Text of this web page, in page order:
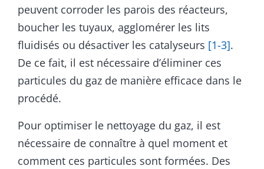
peuvent corroder les parois des réacteurs,
boucher les tuyaux, agglomérer les lits
fluidisés ou désactiver les catalyseurs [1-3].
De ce fait, il est nécessaire d’éliminer ces
particules du gaz de manière efficace dans le
procédé.
Pour optimiser le nettoyage du gaz, il est
nécessaire de connaître à quel moment et
comment ces particules sont formées. Des